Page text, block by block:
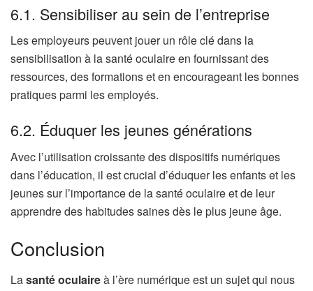
6.1. Sensibiliser au sein de l’entreprise
Les employeurs peuvent jouer un rôle clé dans la
sensibilisation à la santé oculaire en fournissant des
ressources, des formations et en encourageant les bonnes
pratiques parmi les employés.
6.2. Éduquer les jeunes générations
Avec l’utilisation croissante des dispositifs numériques
dans l’éducation, il est crucial d’éduquer les enfants et les
jeunes sur l’importance de la santé oculaire et de leur
apprendre des habitudes saines dès le plus jeune âge.
Conclusion
Lasanté oculaireà l’ère numérique est un sujet qui nous